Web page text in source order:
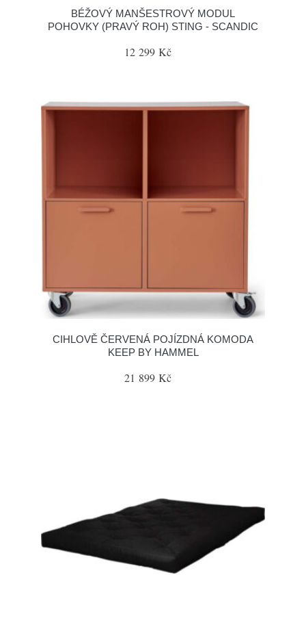
BÉŽOVÝ MANŠESTROVÝ MODUL
POHOVKY (PRAVÝ ROH) STING - SCANDIC
12 299 Kč
CIHLOVĚ ČERVENÁ POJÍZDNÁ KOMODA
KEEP BY HAMMEL
21 899 Kč